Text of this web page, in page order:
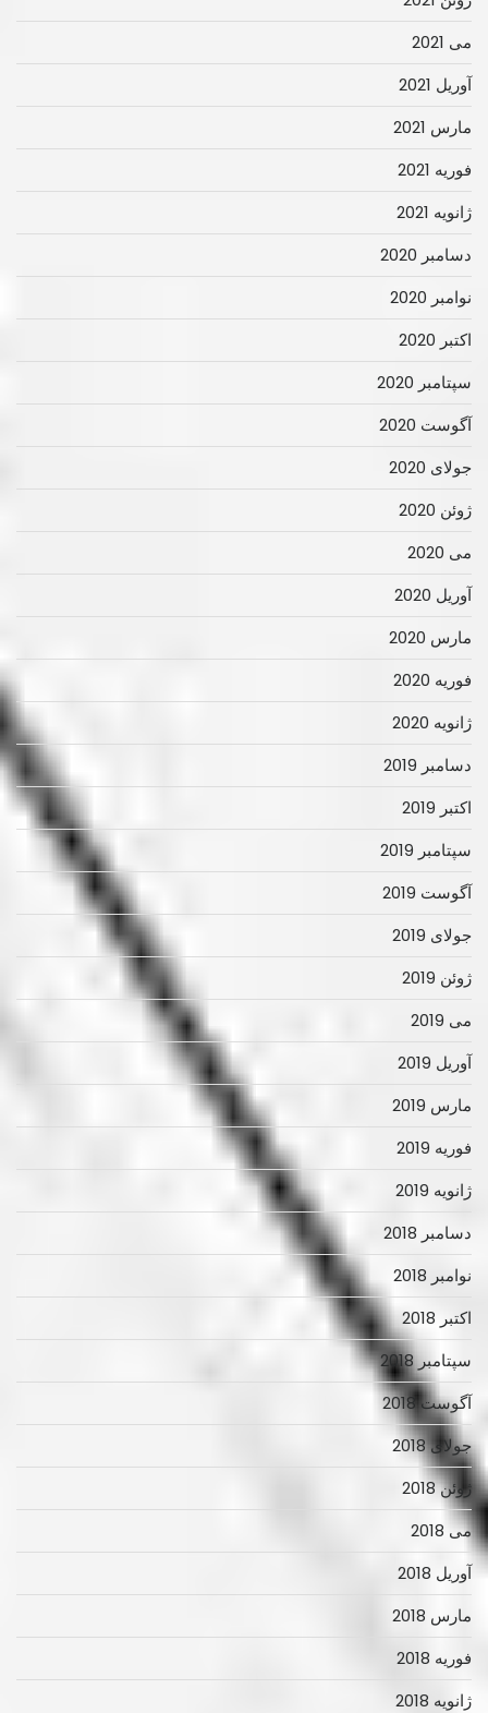
می 2021
آوریل 2021
مارس 2021
فوریه 2021
ژانویه 2021
دسامبر 2020
نوامبر 2020
اکتبر 2020
سپتامبر 2020
آگوست 2020
جولای 2020
ژوئن 2020
می 2020
آوریل 2020
مارس 2020
فوریه 2020
ژانویه 2020
دسامبر 2019
اکتبر 2019
سپتامبر 2019
آگوست 2019
جولای 2019
ژوئن 2019
می 2019
آوریل 2019
مارس 2019
فوریه 2019
ژانویه 2019
دسامبر 2018
نوامبر 2018
اکتبر 2018
سپتامبر 2018
آگوست 2018
جولای 2018
ژوئن 2018
می 2018
آوریل 2018
مارس 2018
فوریه 2018
ژانویه 2018